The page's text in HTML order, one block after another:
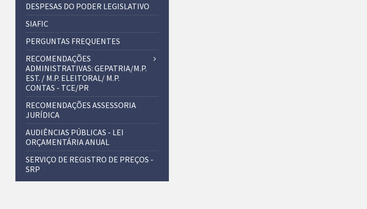
DESPESAS DO PODER LEGISLATIVO
SIAFIC
PERGUNTAS FREQUENTES
RECOMENDAÇÕES
ADMINISTRATIVAS: GEPATRIA/M.P.
EST. / M.P. ELEITORAL/ M.P.
CONTAS - TCE/PR
RECOMENDAÇÕES ASSESSORIA
JURÍDICA
AUDIÊNCIAS PÚBLICAS - LEI
ORÇAMENTÁRIA ANUAL
SERVIÇO DE REGISTRO DE PREÇOS -
SRP